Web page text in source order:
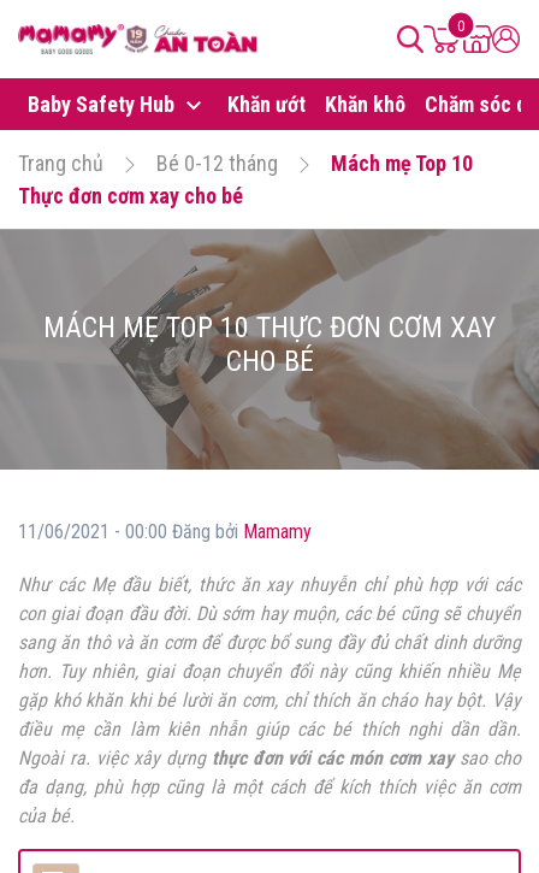
0
Baby Safety Hub Khăn ướt Khăn khô Chăm sóc da
Trang chủ Bé 0-12 tháng
Mách mẹ Top 10
Thực đơn cơm xay cho bé
MÁCH MẸ TOP 10 THỰC ĐƠN CƠM XAY
CHO BÉ
11/06/2021 - 00:00 Đăng bởi Mamamy
Như các Mẹ đầu biết, thức ăn xay nhuyễn chỉ phù hợp với các
con giai đoạn đầu đời. Dù sớm hay muộn, các bé cũng sẽ chuyển
sang ăn thô và ăn cơm để được bổ sung đầy đủ chất dinh dưỡng
hơn. Tuy nhiên, giai đoạn chuyển đổi này cũng khiến nhiều Mẹ
gặp khó khăn khi bé lười ăn cơm, chỉ thích ăn cháo hay bột. Vậy
điều mẹ cần làm kiên nhẫn giúp các bé thích nghi dần dần.
Ngoài ra. việc xây dựng thực đơn với các món cơm xaysao cho
đa dạng, phù hợp cũng là một cách để kích thích việc ăn cơm
của bé.